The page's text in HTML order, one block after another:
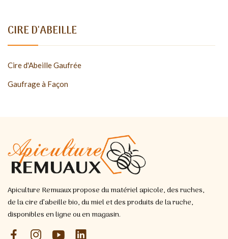
CIRE D'ABEILLE
Cire d'Abeille Gaufrée
Gaufrage à Façon
Apiculture Remuaux propose du matériel apicole, des ruches,
de la cire d’abeille bio, du miel et des produits de la ruche,
disponibles en ligne ou en magasin.